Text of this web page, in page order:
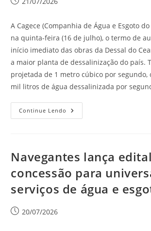
A Cagece (Companhia de Água e Esgoto
na quinta-feira (16 de julho), o termo de
início imediato das obras da Dessal do
a maior planta de dessalinização do país.
projetada de 1 metro cúbico por segundo,
mil litros de água dessalinizada por
Continue Lendo
Navegantes lança
concessão para
serviços de água e
20/07/2026